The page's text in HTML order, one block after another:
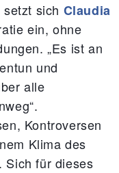
sich Claudia
ein, ohne
„Es ist an
und
alle
Kontroversen
Klima des
Sich für dieses